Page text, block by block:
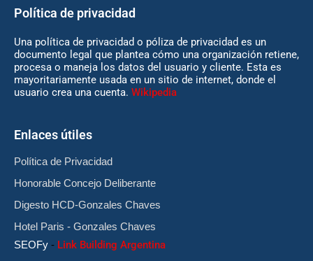
Política de privacidad
Una política de privacidad o póliza de privacidad es un
documento legal que plantea cómo una organización retiene,
procesa o maneja los datos del usuario y cliente. Esta es
mayoritariamente usada en un sitio de internet, donde el
usuario crea una cuenta. Wikipedia
Enlaces útiles
Política de Privacidad
Honorable Concejo Deliberante
Digesto HCD-Gonzales Chaves
Hotel Paris - Gonzales Chaves
SEOFy - Link Building Argentina